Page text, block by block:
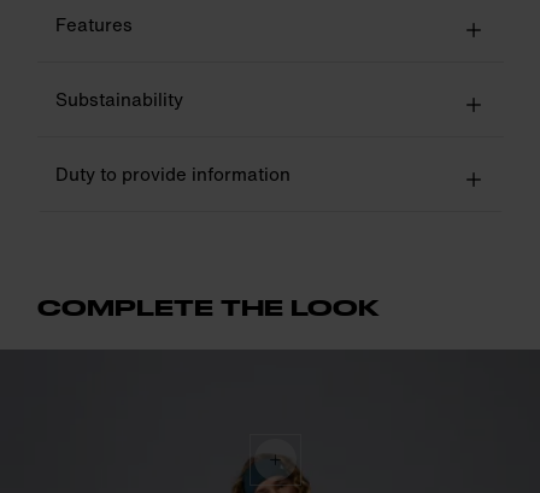
Features
Substainability
Duty to provide information
COMPLETE THE LOOK